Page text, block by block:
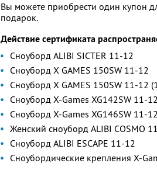
Вы можете приобрести один купон
подарок.
Действие сертификата
Сноуборд ALIBI SICTER 11-12
Сноуборд X GAMES 150SW 11-12
Сноуборд X GAMES 150SW 11-12
Сноуборд X-Games XG142SW 11-12
Сноуборд X-Games XG146SW 11-12
Женский сноуборд ALIBI COSMO
Сноуборд ALIBI ESCAPE 11-12
Сноубордические крепления X-